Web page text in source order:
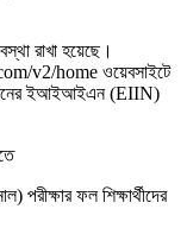
রাখা হয়েছে।
v2/home ওয়েবসাইটে
ইআইআইএন (EIIN)
ফল শিক্ষার্থীদের